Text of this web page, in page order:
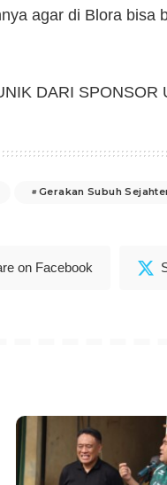
agar di Blora bisa
DARI SPONSOR
Gerakan Subuh
on Facebook